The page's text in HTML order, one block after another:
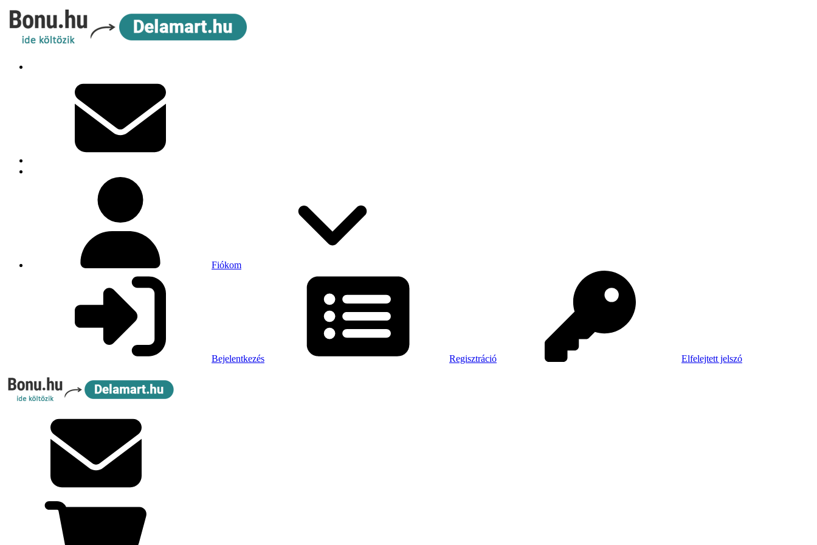
Fiókom
Bejelentkezés Regisztráció Elfelejtett jelszó